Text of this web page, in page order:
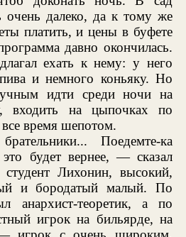
очень далеко, да к тому же
платить, и цены в буфете
давно окончилась.
ехать к нему: у него
и немного коньяку. Но
идти среди ночи на
входить на цыпочках по
все время шепотом.
Поедемте-ка
будет вернее, — сказал
Лихонин, высокий,
и бородатый малый. По
анархист-теоретик, а по
игрок на бильярде, на